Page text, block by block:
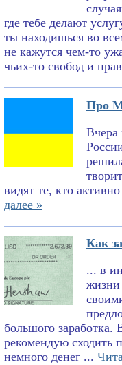
где тебе делают
ты находишься во
не кажутся чем-то
чьих-то свобод и
Про
Вчера
видят те, кто
далее »
Как
... в
жизни
большого заработка.
рекомендую сходить
немного денег ...